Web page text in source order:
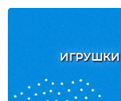
ИГРУШКИ